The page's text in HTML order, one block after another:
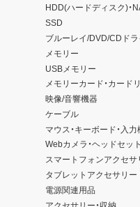
HDD(ハードディスク)・
SSD
ブルーレイ/DVD/CDド
メモリー
USBメモリー
メモリーカード・カード
映像/音響機器
ケーブル
マウス・キーボード・入
Webカメラ・ヘッドセット
スマートフォンアクセサ
タブレットアクセサリー
電源関連用品